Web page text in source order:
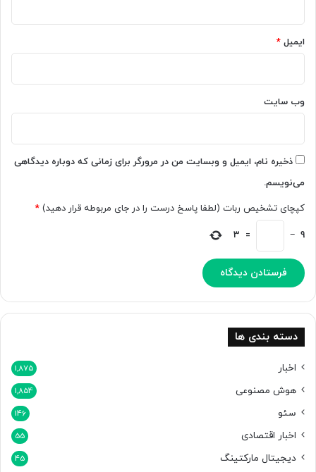
ر
ت
ی
ر
د
ن
ه
ز
ی
د
ت
ب
ه
ا
ش
ک
د
ن
س
ه
گ
گ
ل
ا
ایمیل *
وب‌ سایت
ذخیره نام، ایمیل و وبسایت من در مرورگر برای زمانی که دوباره دیدگاهی
می‌نویسم.
کپچای تشخیص ربات (لطفا پاسخ درست را در جای مربوطه قرار دهید) *
9
−
=
3
دسته بندی ها
اخبار 1,875
هوش مصنوعی 1,854
سئو 146
اخبار اقتصادی 55
دیجیتال مارکتینگ 45